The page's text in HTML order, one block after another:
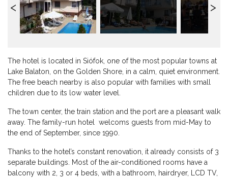
The hotel is located in Siófok, one of the most popular towns at
Lake Balaton, on the Golden Shore, in a calm, quiet environment.
The free beach nearby is also popular with families with small
children due to its low water level.
The town center, the train station and the port are a pleasant walk
away. The family-run hotel welcoms guests from mid-May to
the end of September, since 1990.
Thanks to the hotel’s constant renovation, it already consists of 3
separate buildings. Most of the air-conditioned rooms have a
balcony with 2, 3 or 4 beds, with a bathroom, hairdryer, LCD TV,